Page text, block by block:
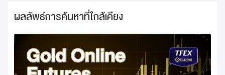
ผลลัพธ์การค้นหาที่ใกล้เคียง